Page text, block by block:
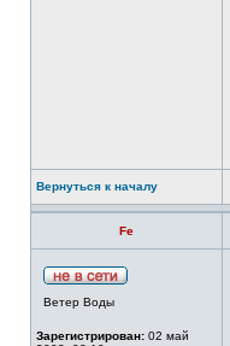
Вернуться к началу
Fe
Ветер Воды
Зарегистрирован: 02 май